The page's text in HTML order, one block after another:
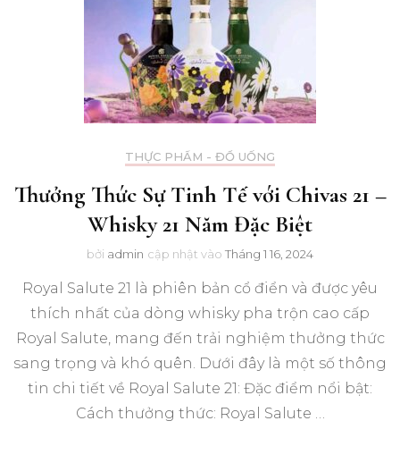
THỰC PHẨM - ĐỒ UỐNG
Thưởng Thức Sự Tinh Tế với Chivas 21 –
Whisky 21 Năm Đặc Biệt
bởi admin cập nhật vào Tháng 1 16, 2024
Royal Salute 21 là phiên bản cổ điển và được yêu
thích nhất của dòng whisky pha trộn cao cấp
Royal Salute, mang đến trải nghiệm thưởng thức
sang trọng và khó quên. Dưới đây là một số thông
tin chi tiết về Royal Salute 21: Đặc điểm nổi bật:
Cách thưởng thức: Royal Salute …